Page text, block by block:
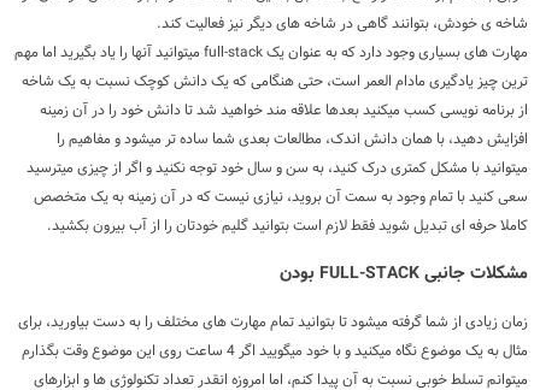
شاخه ی خودش، بتوانند گاهی در شاخه های دیگر نیز فعالیت کند.
مهارت های بسیاری وجود دارد که به عنوان یک full-stack میتوانید آنها را یاد بگیرید اما مهم
ترین چیز یادگیری مادام العمر است، حتی هنگامی که یک دانش کوچک نسبت به یک شاخه
از برنامه نویسی کسب میکنید بعدها علاقه مند خواهید شد تا دانش خود را در آن زمینه
افزایش دهید، با همان دانش اندک، مطالعات بعدی شما ساده تر میشود و مفاهیم را
میتوانید با مشکل کمتری درک کنید، به سن و سال خود توجه نکنید و اگر از چیزی میترسید
سعی کنید با تمام وجود به سمت آن بروید، نیازی نیست که در آن زمینه به یک متخصص
کاملا حرفه ای تبدیل شوید فقط لازم است بتوانید گلیم خودتان را از آب بیرون بکشید.
مشکلات جانبی FULL-STACK بودن
زمان زیادی از شما گرفته میشود تا بتوانید تمام مهارت های مختلف را به دست بیاورید، برای
مثال به یک موضوع نگاه میکنید و با خود میگویید اگر 4 ساعت روی این موضوع وقت بگذارم
میتوانم تسلط خوبی نسبت به آن پیدا کنم، اما امروزه انقدر تعداد تکنولوژی ها و ابزارهای